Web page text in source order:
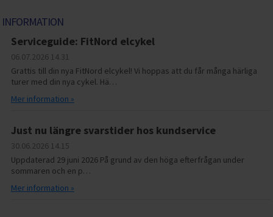
INFORMATION
Serviceguide: FitNord elcykel
06.07.2026 14.31
Grattis till din nya FitNord elcykel! Vi hoppas att du får många härliga
turer med din nya cykel. Hä…
Mer information »
Just nu längre svarstider hos kundservice
30.06.2026 14.15
Uppdaterad 29 juni 2026 På grund av den höga efterfrågan under
sommaren och en p…
Mer information »